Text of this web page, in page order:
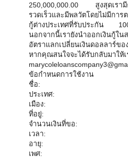
250,000,000.00 สูงสุดเรามี
รวดเร็วและมีพลวัตโดยไม่มีการ
กู้ต่างประเทศที่รับประกัน
นอกจากนี้เรายังนำออกเงินกู้ใน
อัตราแลกเปลี่ยนเงินดอลลาร์ข
หากคุณสนใจจะได้รับกลับมาให้เ
ข้อกำหนดการใช้งาน
ชื่อ:
ประเทศ:
เมือง:
ที่อยู่:
จำนวนเงินที่ขอ:
เวลา:
อายุ:
เพศ: